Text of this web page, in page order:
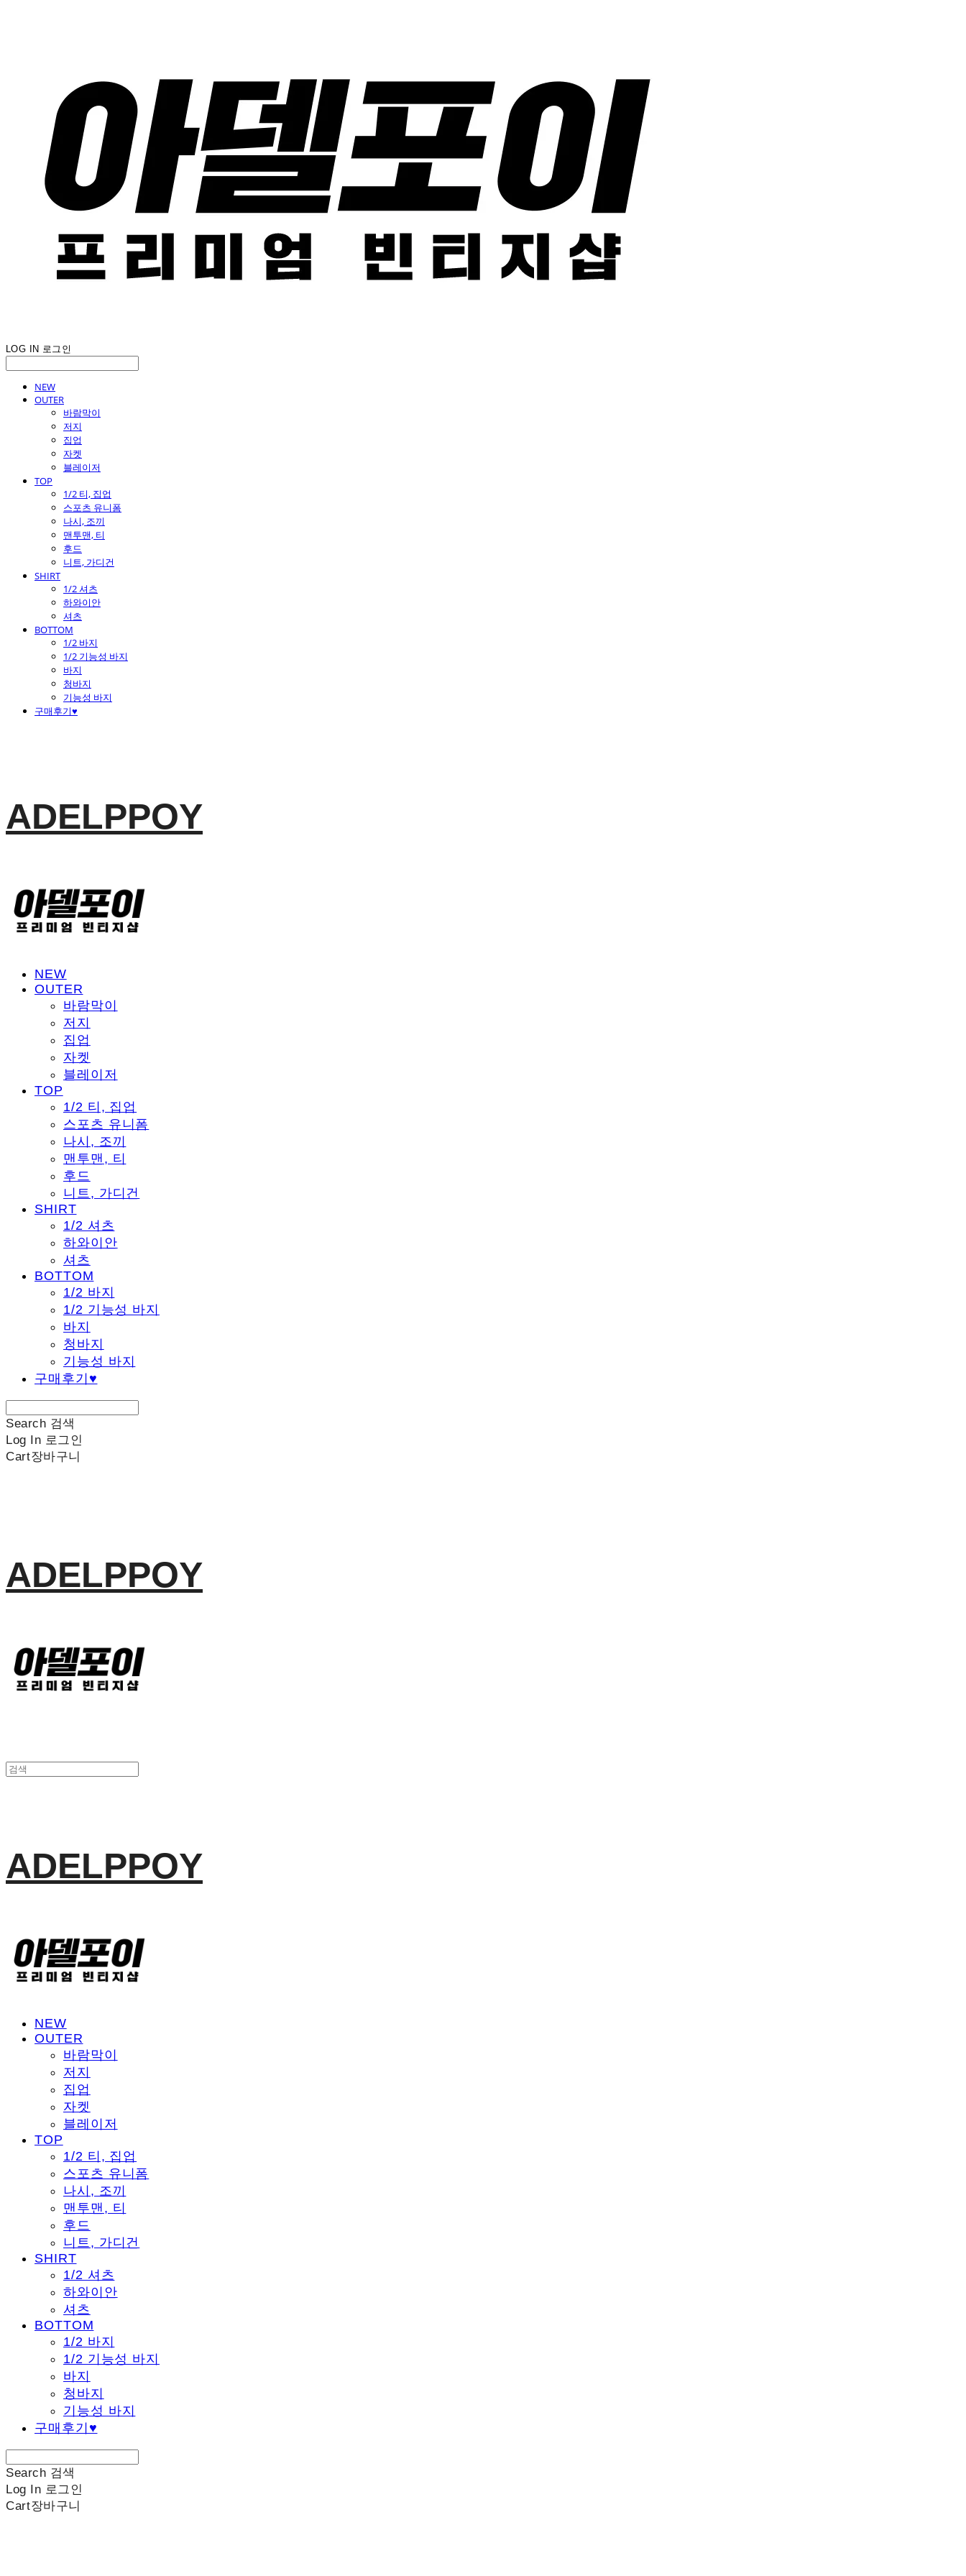
LOG IN 로그인
NEW
OUTER
바람막이
저지
집업
자켓
블레이저
TOP
1/2 티, 집업
스포츠 유니폼
나시, 조끼
맨투맨, 티
후드
니트, 가디건
SHIRT
1/2 셔츠
하와이안
셔츠
BOTTOM
1/2 바지
1/2 기능성 바지
바지
청바지
기능성 바지
구매후기♥
ADELPPOY
NEW
OUTER
바람막이
저지
집업
자켓
블레이저
TOP
1/2 티, 집업
스포츠 유니폼
나시, 조끼
맨투맨, 티
후드
니트, 가디건
SHIRT
1/2 셔츠
하와이안
셔츠
BOTTOM
1/2 바지
1/2 기능성 바지
바지
청바지
기능성 바지
구매후기♥
Search 검색
Log In 로그인
Cart장바구니
ADELPPOY
ADELPPOY
NEW
OUTER
바람막이
저지
집업
자켓
블레이저
TOP
1/2 티, 집업
스포츠 유니폼
나시, 조끼
맨투맨, 티
후드
니트, 가디건
SHIRT
1/2 셔츠
하와이안
셔츠
BOTTOM
1/2 바지
1/2 기능성 바지
바지
청바지
기능성 바지
구매후기♥
Search 검색
Log In 로그인
Cart장바구니